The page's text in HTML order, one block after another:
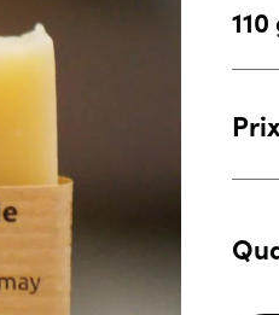
110
Prix